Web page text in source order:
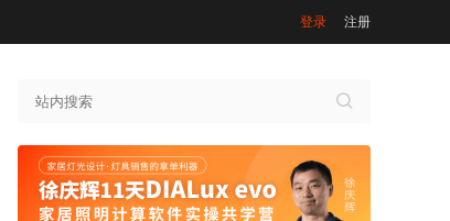
登录 注册